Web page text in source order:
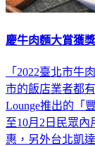
慶牛肉麵大賞獲
「2022臺北市牛
市的飯店業者都
Lounge推出的「
至10月2日民眾內
惠，另外台北凱